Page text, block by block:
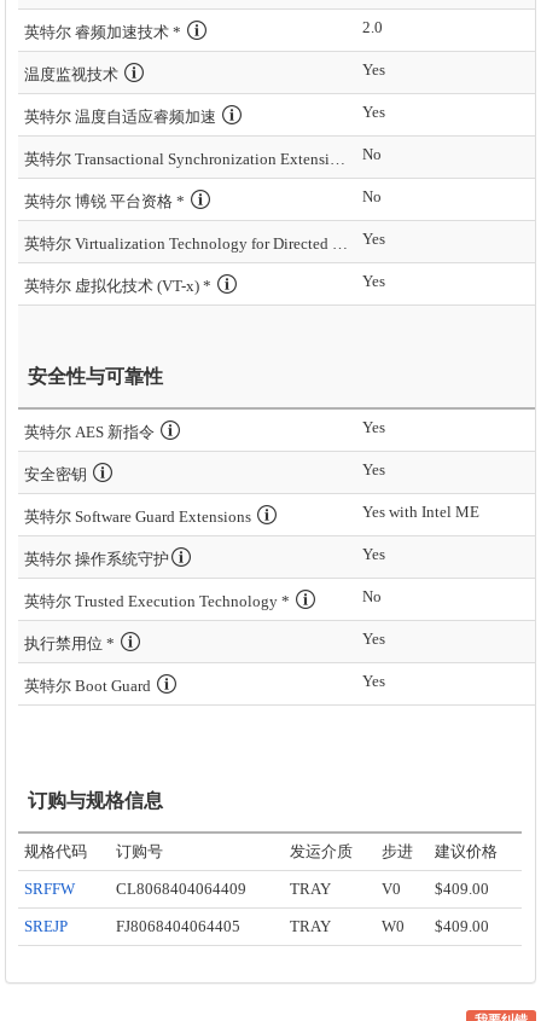
英特尔 睿频加速技术 * 2.0
温度监视技术 Yes
英特尔 温度自适应睿频加速 Yes
英特尔 Transactional Synchronization Extensions – New Instructions (英特尔 TSX-NI) No
英特尔 博锐 平台资格 * No
英特尔 Virtualization Technology for Directed I/O (VT-d) * Yes
英特尔 虚拟化技术 (VT-x) * Yes
安全性与可靠性
英特尔 AES 新指令 Yes
安全密钥 Yes
英特尔 Software Guard Extensions Yes with Intel ME
英特尔 操作系统守护 Yes
英特尔 Trusted Execution Technology * No
执行禁用位 * Yes
英特尔 Boot Guard Yes
订购与规格信息
规格代码 订购号 发运介质 步进 建议价格
SRFFW CL8068404064409 TRAY V0 $409.00
SREJP FJ8068404064405 TRAY W0 $409.00